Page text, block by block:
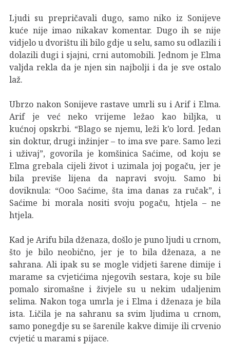
Ljudi su prepričavali dugo, samo niko iz Sonijeve
kuće nije imao nikakav komentar. Dugo ih se nije
vidjelo u dvorištu ili bilo gdje u selu, samo su odlazili i
dolazili dugi i sjajni, crni automobili. Jednom je Elma
valjda rekla da je njen sin najbolji i da je sve ostalo
laž.
Ubrzo nakon Sonijeve rastave umrli su i Arif i Elma.
Arif je već neko vrijeme ležao kao biljka, u
kućnoj opskrbi. “Blago se njemu, leži k’o lord. Jedan
sin doktur, drugi inžinjer – to ima sve pare. Samo lezi
i uživaj”, govorila je komšinica Saćime, od koju se
Elma grebala cijeli život i uzimala joj pogaču, jer je
bila previše lijena da napravi svoju. Samo bi
doviknula: “Ooo Saćime, šta ima danas za ručak”, i
Saćime bi morala nositi svoju pogaču, htjela – ne
htjela.
Kad je Arifu bila dženaza, došlo je puno ljudi u crnom,
što je bilo neobično, jer je to bila dženaza, a ne
sahrana. Ali ipak su se mogle vidjeti šarene dimije i
marame sa cvjetićima njegovih sestara, koje su bile
pomalo siromašne i živjele su u nekim udaljenim
selima. Nakon toga umrla je i Elma i dženaza je bila
ista. Ličila je na sahranu sa svim ljudima u crnom,
samo ponegdje su se šarenile kakve dimije ili crvenio
cvjetić u marami s pijace.